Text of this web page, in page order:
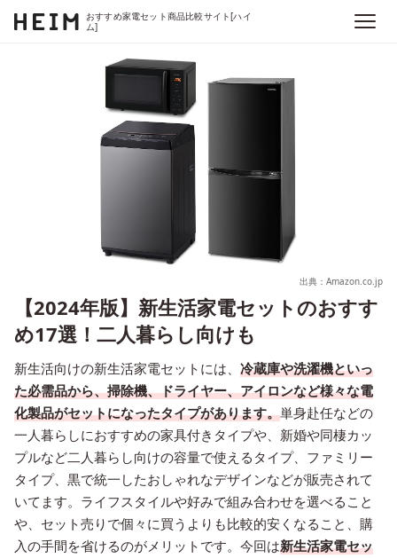
おすすめ家電セット商品比較サイト[ハイ
ム]
出典：Amazon.co.jp
【2024年版】新生活家電セットのおすす
め17選！二人暮らし向けも
新生活向けの新生活家電セットには、 冷蔵庫や洗濯機といっ
た必需品から、掃除機、ドライヤー、アイロンなど様々な電
化製品がセットになったタイプがあります。単身赴任などの
一人暮らしにおすすめの家具付きタイプや、新婚や同棲カッ
プルなど二人暮らし向けの容量で使えるタイプ、ファミリー
タイプ、黒で統一したおしゃれなデザインなどが販売されて
いてます。ライフスタイルや好みで組み合わせを選べること
や、セット売りで個々に買うよりも比較的安くなること、購
入の手間を省けるのがメリットです。今回は新生活家電セッ